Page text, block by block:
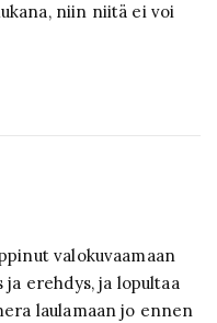
niin niitä ei voi
valokuvaamaan
erehdys, ja lopultaa
laulamaan jo ennen